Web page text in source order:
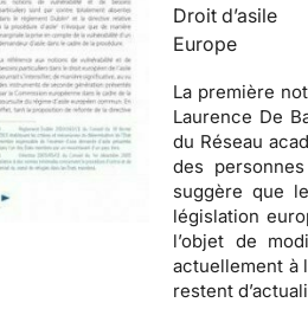
Droit d’asile
Europe
La première
Laurence De
du Réseau
des
suggère que
législation
l’objet de
actuellement à
restent